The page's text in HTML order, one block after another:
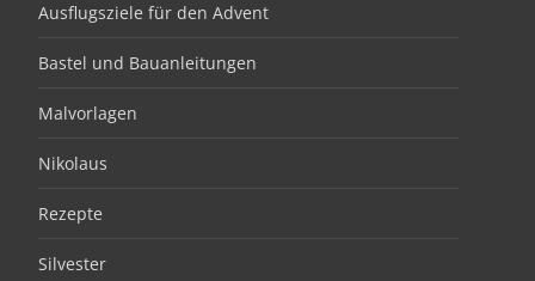
Ausflugsziele für den Advent
Bastel und Bauanleitungen
Malvorlagen
Nikolaus
Rezepte
Silvester